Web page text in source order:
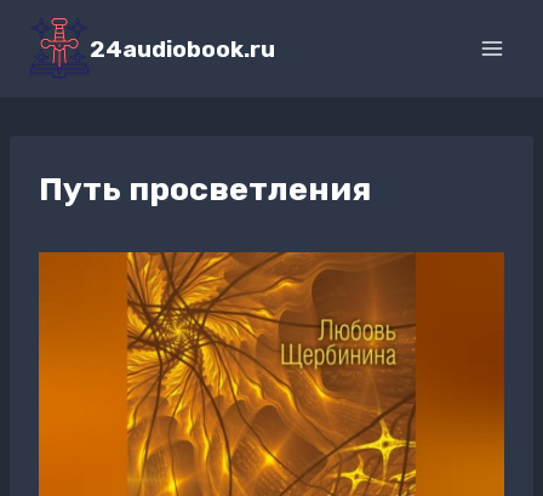
Перейти
содержимому
24audiobook.ru
Путь просветления